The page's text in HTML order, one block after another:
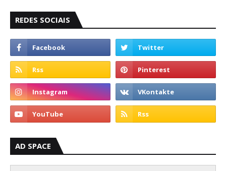
REDES SOCIAIS
AD SPACE